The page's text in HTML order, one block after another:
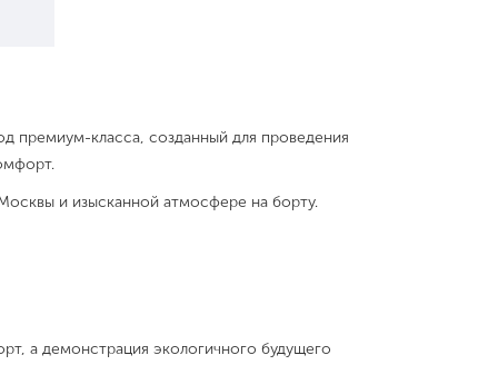
премиум-класса, созданный для проведения
и изысканной атмосфере на борту.
а демонстрация экологичного будущего